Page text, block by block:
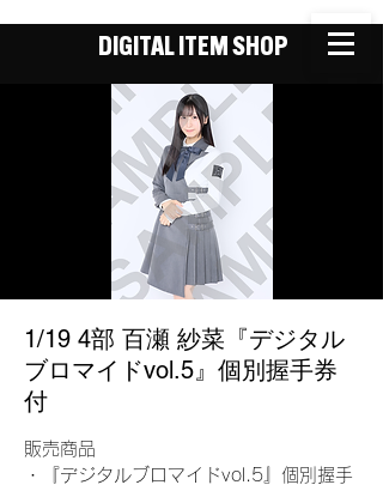
DIGITAL ITEM SHOP
1/19 4部 百瀬 紗菜『デジタル
ブロマイドvol.5』個別握手券
付
販売商品
・『デジタルブロマイドvol.5』個別握手